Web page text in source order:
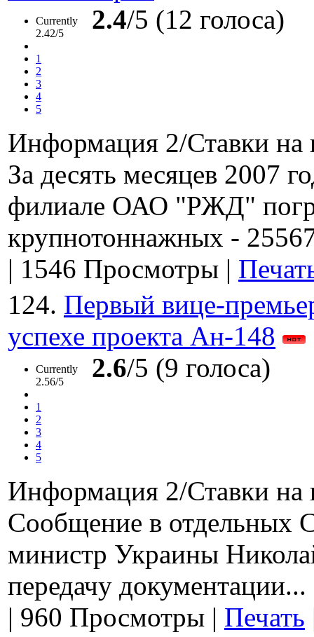
Currently
2.42/5
1
2
3
4
5
2.4/5 (12 голоса)
Информация 2/Ставки на
За десять месяцев 2007
филиале ОАО "РЖД"
крупнотоннажных -
| 1546 Просмотры |
124. Первый вице-
успехе проекта Ан-148
Currently
2.56/5
1
2
3
4
5
2.6/5 (9 голоса)
Информация 2/Ставки на
Сообщение в отдельных
министр Украины
передачу документации...
| 960 Просмотры | Печать